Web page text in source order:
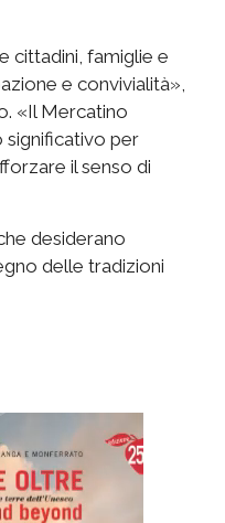
cittadini, famiglie e
e convivialità»,
«Il Mercatino
significativo per
il senso di
desiderano
delle tradizioni